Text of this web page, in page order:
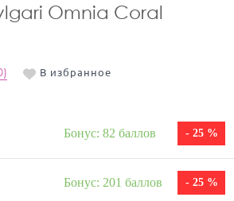
Omnia Coral
В избранное
Бонус: 82 баллов - 25 %
Бонус: 201 баллов - 25 %